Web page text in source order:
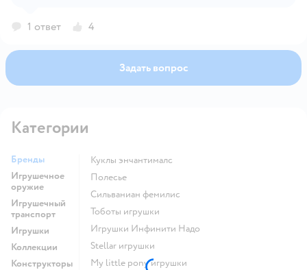
1 ответ 4
Задать вопрос
Категории
Бренды
Игрушечное
оружие
Игрушечный
транспорт
Игрушки
Коллекции
Конструкторы
Куклы энчантималс
Полесье
Сильваниан фемилис
Тоботы игрушки
Игрушки Инфинити Надо
Stellar игрушки
my little pony игрушки